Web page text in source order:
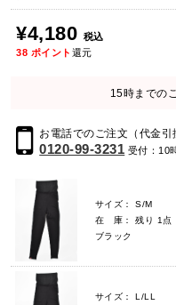
¥4,180 税込
38 ポイント 還元
15時までの
お電話でのご注文（代金引
0120-99-3231 受付：10
サイズ： S/M
在 庫： 残り 1点
ブラック
サイズ： L/LL